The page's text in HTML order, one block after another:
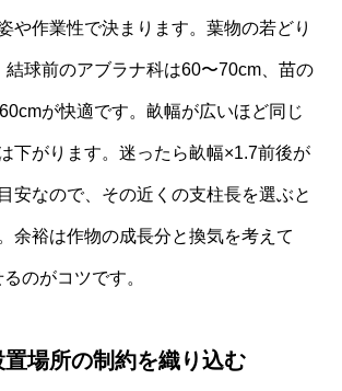
や作業性で決まります。葉物の若どり
結球前のアブラナ科は60〜70cm、苗の
が快適です。畝幅が広いほど同じ
下がります。迷ったら畝幅×1.7前後が
安なので、その近くの支柱長を選ぶと
余裕は作物の成長分と換気を考えて
のがコツです。
場所の制約を織り込む